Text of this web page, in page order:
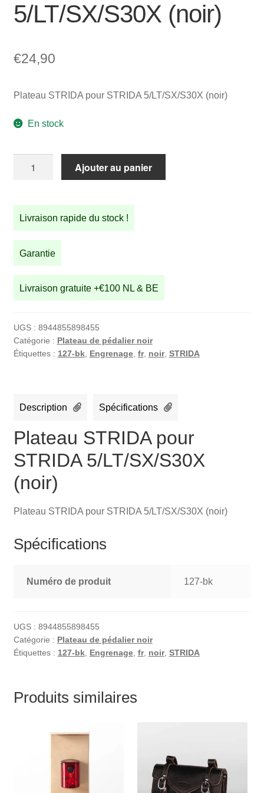
5/LT/SX/S30X (noir)
€24,90
Plateau STRIDA pour STRIDA 5/LT/SX/S30X (noir)
En stock
STRIDA
pour
5/LT/SX/S30X
(noir)
Ajouter au panier
Livraison rapide du stock !
Garantie
Livraison gratuite +€100 NL & BE
UGS : 8944855898455
Catégorie : Plateau de pédalier noir
Étiquettes : 127-bk, Engrenage, fr, noir, STRIDA
Description Spécifications
Plateau STRIDA pour
STRIDA 5/LT/SX/S30X
(noir)
Plateau STRIDA pour STRIDA 5/LT/SX/S30X (noir)
Spécifications
Numéro de produit 127-bk
UGS : 8944855898455
Catégorie : Plateau de pédalier noir
Étiquettes : 127-bk, Engrenage, fr, noir, STRIDA
Produits similaires